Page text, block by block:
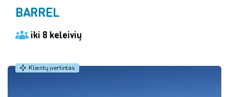
BARREL
iki 8 keleivių
Klientų įvertintas